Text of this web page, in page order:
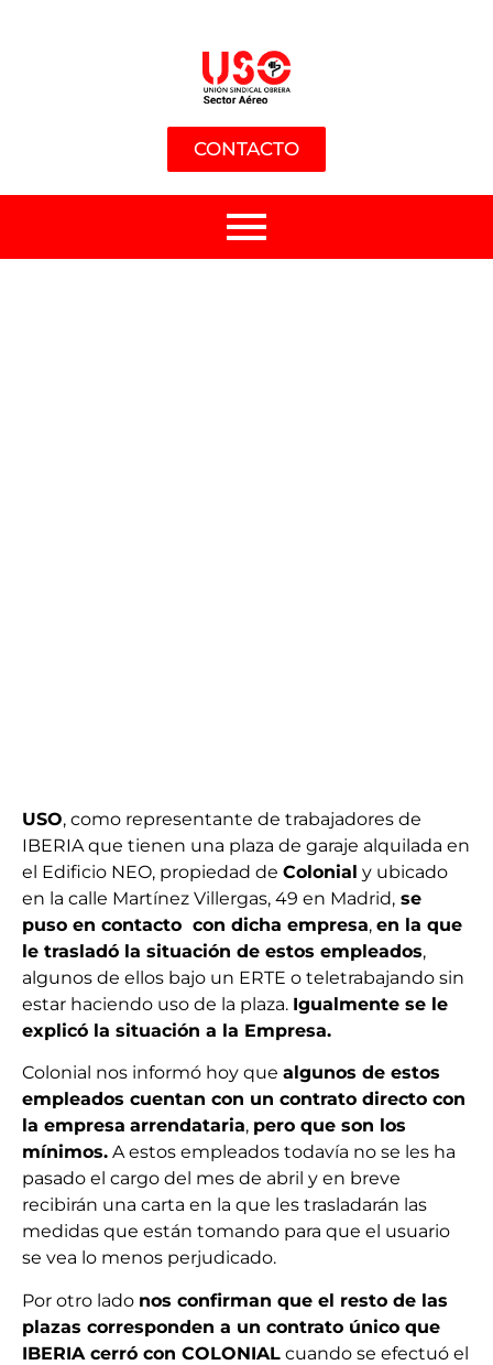
CONTACTO
USO, como representante de trabajadores de
IBERIA que tienen una plaza de garaje alquilada en
el Edificio NEO, propiedad de Colonial y ubicado
en la calle Martínez Villergas, 49 en Madrid, se
puso en contacto con dicha empresa, en la que
le trasladó la situación de estos empleados,
algunos de ellos bajo un ERTE o teletrabajando sin
estar haciendo uso de la plaza. Igualmente se le
explicó la situación a la Empresa.
Colonial nos informó hoy que algunos de estos
empleados cuentan con un contrato directo con
la empresa arrendataria, pero que son los
mínimos. A estos empleados todavía no se les ha
pasado el cargo del mes de abril y en breve
recibirán una carta en la que les trasladarán las
medidas que están tomando para que el usuario
se vea lo menos perjudicado.
Por otro lado nos confirman que el resto de las
plazas corresponden a un contrato único que
IBERIA cerró con COLONIAL cuando se efectuó el